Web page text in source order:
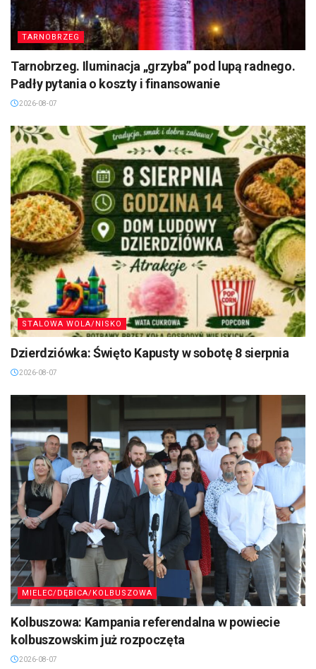
TARNOBRZEG
Tarnobrzeg. Iluminacja „grzyba” pod lupą radnego.
Padły pytania o koszty i finansowanie
2026-08-07
STALOWA WOLA/NISKO
Dzierdziówka: Święto Kapusty w sobotę 8 sierpnia
2026-08-07
MIELEC/DĘBICA/KOLBUSZOWA
Kolbuszowa: Kampania referendalna w powiecie
kolbuszowskim już rozpoczęta
2026-08-07